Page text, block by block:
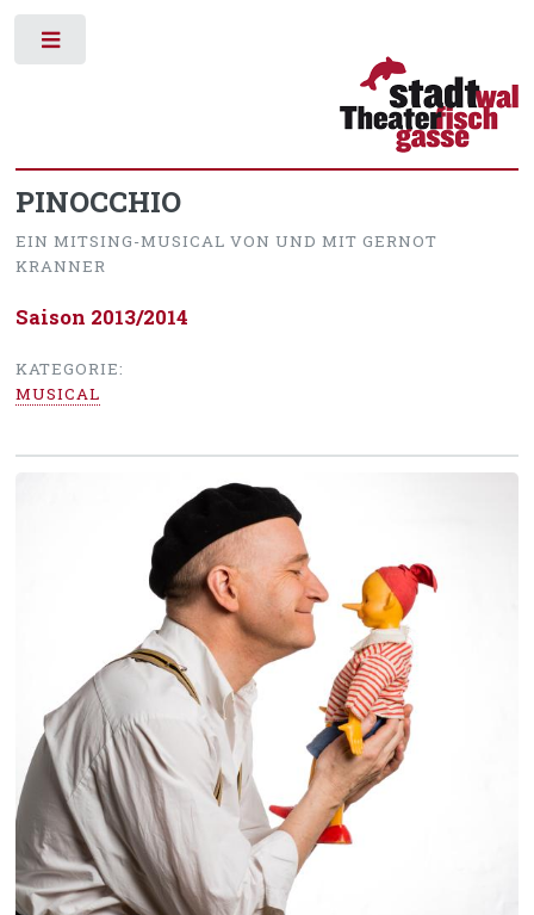
PINOCCHIO
EIN MITSING-MUSICAL VON UND MIT GERNOT
KRANNER
Saison 2013/2014
KATEGORIE:
MUSICAL